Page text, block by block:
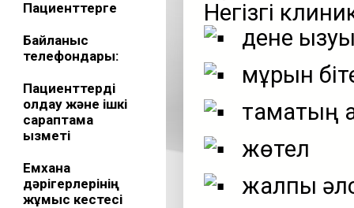
Пациенттерге
Байланыс
телефондары:
Пациенттерді
қолдау және ішкі
сараптама
қызметі
Емхана
дәрігерлерінің
жұмыс кестесі
Негізгі
дене
мұрын
тамақтың
жөтел
жалпы